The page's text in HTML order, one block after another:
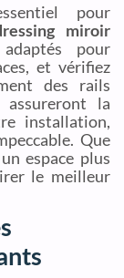
pour
miroir
pour
et vérifiez
des rails
la
installation,
Que
espace plus
le meilleur